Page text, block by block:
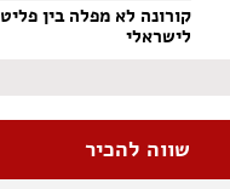
קורונה לא מפלה בין פליט
לישראלי
שווה להכיר